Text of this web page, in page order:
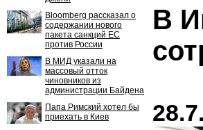
Bloomberg рассказал о
содержании нового
пакета санкций ЕС
против России
В МИД указали на
массовый отток
чиновников из
администрации Байдена
Папа Римский хотел бы
приехать в Киев
В